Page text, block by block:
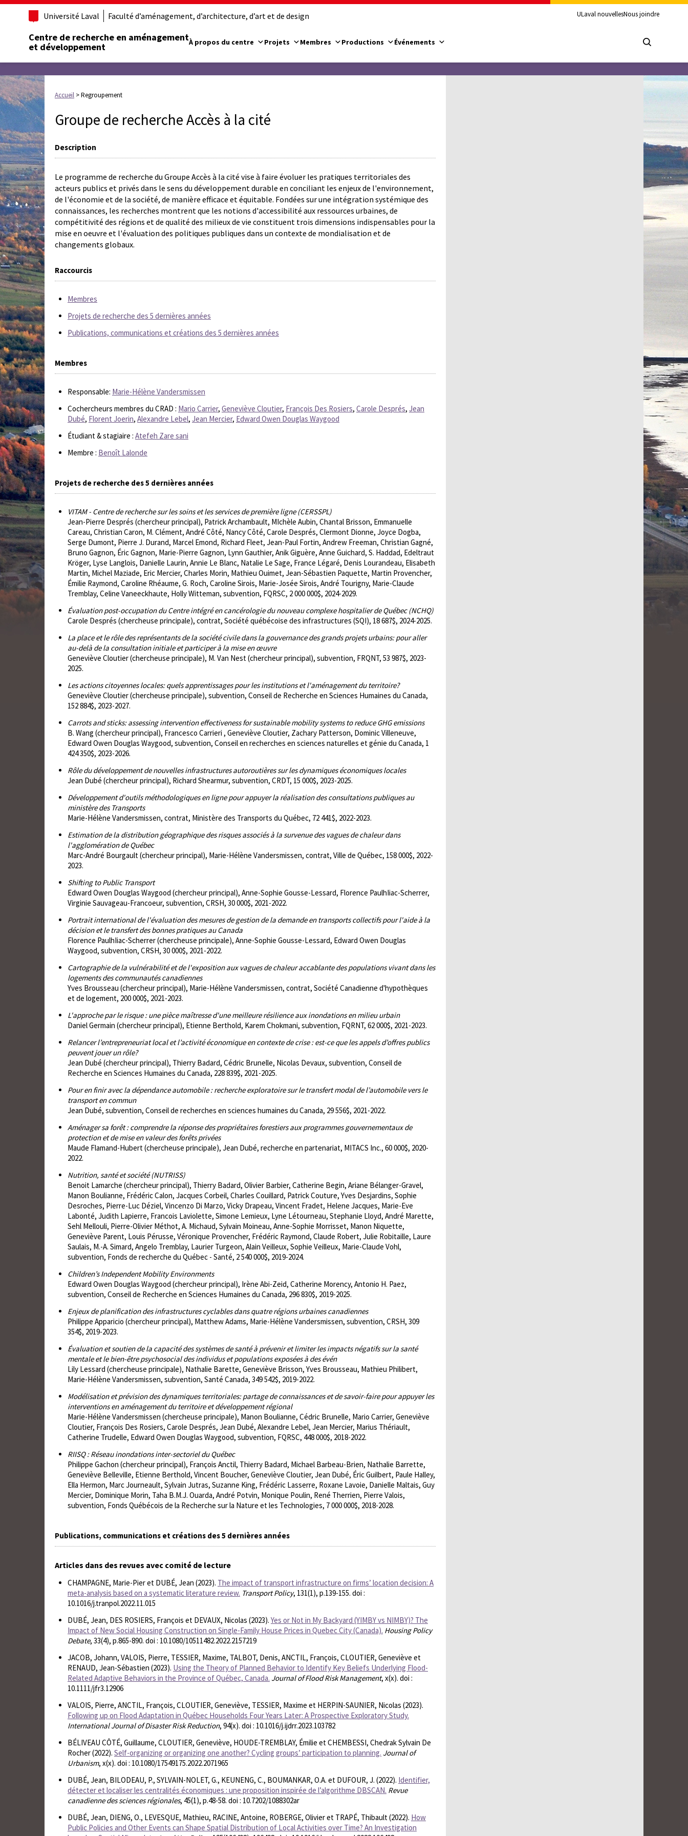
Université Laval Faculté d’aménagement, d’architecture, d’art et de design ULaval nouvellesNous joindre
Centre de recherche en aménagement
et développement
À propos du centre Projets Membres Productions Événements
Accueil >Regroupement
Groupe de recherche Accès à la cité
Description
Le programme de recherche du Groupe Accès à la cité vise à faire évoluer les pratiques territoriales des
acteurs publics et privés dans le sens du développement durable en conciliant les enjeux de l'environnement,
de l'économie et de la société, de manière efficace et équitable. Fondées sur une intégration systémique des
connaissances, les recherches montrent que les notions d'accessibilité aux ressources urbaines, de
compétitivité des régions et de qualité des milieux de vie constituent trois dimensions indispensables pour la
mise en oeuvre et l'évaluation des politiques publiques dans un contexte de mondialisation et de
changements globaux.
Raccourcis
Membres
Projets de recherche des 5 dernières années
Publications, communications et créations des 5 dernières années
Membres
Responsable: Marie-Hélène Vandersmissen
Cochercheurs membres du CRAD : Mario Carrier, Geneviève Cloutier, François Des Rosiers, Carole Després, Jean
Dubé, Florent Joerin, Alexandre Lebel, Jean Mercier, Edward Owen Douglas Waygood
Étudiant & stagiaire : Atefeh Zare sani
Membre : Benoît Lalonde
Projets de recherche des 5 dernières années
VITAM - Centre de recherche sur les soins et les services de première ligne (CERSSPL)
Jean-Pierre Després (chercheur principal), Patrick Archambault, MIchèle Aubin, Chantal Brisson, Emmanuelle
Careau, Christian Caron, M. Clément, André Côté, Nancy Côté, Carole Després, Clermont Dionne, Joyce Dogba,
Serge Dumont, Pierre J. Durand, Marcel Emond, Richard Fleet, Jean-Paul Fortin, Andrew Freeman, Christian Gagné,
Bruno Gagnon, Éric Gagnon, Marie-Pierre Gagnon, Lynn Gauthier, Anik Giguère, Anne Guichard, S. Haddad, Edeltraut
Kröger, Lyse Langlois, Danielle Laurin, Annie Le Blanc, Natalie Le Sage, France Légaré, Denis Lourandeau, Elisabeth
Martin, Michel Maziade, Eric Mercier, Charles Morin, Mathieu Ouimet, Jean-Sébastien Paquette, Martin Provencher,
Émilie Raymond, Caroline Rhéaume, G. Roch, Caroline Sirois, Marie-Josée Sirois, André Tourigny, Marie-Claude
Tremblay, Celine Vaneeckhaute, Holly Witteman, subvention, FQRSC, 2 000 000$, 2024-2029.
Évaluation post-occupation du Centre intégré en cancérologie du nouveau complexe hospitalier de Québec (NCHQ)
Carole Després (chercheuse principale), contrat, Société québécoise des infrastructures (SQI), 18 687$, 2024-2025.
La place et le rôle des représentants de la société civile dans la gouvernance des grands projets urbains: pour aller
au-delà de la consultation initiale et participer à la mise en œuvre
Geneviève Cloutier (chercheuse principale), M. Van Nest (chercheur principal), subvention, FRQNT, 53 987$, 2023-
2025.
Les actions citoyennes locales: quels apprentissages pour les institutions et l'aménagement du territoire?
Geneviève Cloutier (chercheuse principale), subvention, Conseil de Recherche en Sciences Humaines du Canada,
152 884$, 2023-2027.
Carrots and sticks: assessing intervention effectiveness for sustainable mobility systems to reduce GHG emissions
B. Wang (chercheur principal), Francesco Carrieri , Geneviève Cloutier, Zachary Patterson, Dominic Villeneuve,
Edward Owen Douglas Waygood, subvention, Conseil en recherches en sciences naturelles et génie du Canada, 1
424 350$, 2023-2026.
Rôle du développement de nouvelles infrastructures autoroutières sur les dynamiques économiques locales
Jean Dubé (chercheur principal), Richard Shearmur, subvention, CRDT, 15 000$, 2023-2025.
Développement d'outils méthodologiques en ligne pour appuyer la réalisation des consultations publiques au
ministère des Transports
Marie-Hélène Vandersmissen, contrat, Ministère des Transports du Québec, 72 441$, 2022-2023.
Estimation de la distribution géographique des risques associés à la survenue des vagues de chaleur dans
l'agglomération de Québec
Marc-André Bourgault (chercheur principal), Marie-Hélène Vandersmissen, contrat, Ville de Québec, 158 000$, 2022-
2023.
Shifting to Public Transport
Edward Owen Douglas Waygood (chercheur principal), Anne-Sophie Gousse-Lessard, Florence PaulhIiac-Scherrer,
Virginie Sauvageau-Francoeur, subvention, CRSH, 30 000$, 2021-2022.
Portrait international de l'évaluation des mesures de gestion de la demande en transports collectifs pour l'aide à la
décision et le transfert des bonnes pratiques au Canada
Florence PaulhIiac-Scherrer (chercheuse principale), Anne-Sophie Gousse-Lessard, Edward Owen Douglas
Waygood, subvention, CRSH, 30 000$, 2021-2022.
Cartographie de la vulnérabilité et de l'exposition aux vagues de chaleur accablante des populations vivant dans les
logements des communautés canadiennes
Yves Brousseau (chercheur principal), Marie-Hélène Vandersmissen, contrat, Société Canadienne d'hypothèques
et de logement, 200 000$, 2021-2023.
L'approche par le risque : une pièce maîtresse d'une meilleure résilience aux inondations en milieu urbain
Daniel Germain (chercheur principal), Etienne Berthold, Karem Chokmani, subvention, FQRNT, 62 000$, 2021-2023.
Relancer l’entrepreneuriat local et l’activité économique en contexte de crise : est-ce que les appels d’offres publics
peuvent jouer un rôle?
Jean Dubé (chercheur principal), Thierry Badard, Cédric Brunelle, Nicolas Devaux, subvention, Conseil de
Recherche en Sciences Humaines du Canada, 228 839$, 2021-2025.
Pour en finir avec la dépendance automobile : recherche exploratoire sur le transfert modal de l’automobile vers le
transport en commun
Jean Dubé, subvention, Conseil de recherches en sciences humaines du Canada, 29 556$, 2021-2022.
Aménager sa forêt : comprendre la réponse des propriétaires forestiers aux programmes gouvernementaux de
protection et de mise en valeur des forêts privées
Maude Flamand-Hubert (chercheuse principale), Jean Dubé, recherche en partenariat, MITACS Inc., 60 000$, 2020-
2022.
Nutrition, santé et société (NUTRISS)
Benoit Lamarche (chercheur principal), Thierry Badard, Olivier Barbier, Catherine Begin, Ariane Bélanger-Gravel,
Manon Boulianne, Frédéric Calon, Jacques Corbeil, Charles Couillard, Patrick Couture, Yves Desjardins, Sophie
Desroches, Pierre-Luc Déziel, Vincenzo Di Marzo, Vicky Drapeau, Vincent Fradet, Helene Jacques, Marie-Eve
Labonté, Judith Lapierre, Francois Laviolette, Simone Lemieux, Lyne Létourneau, Stephanie Lloyd, André Marette,
Sehl Mellouli, Pierre-Olivier Méthot, A. Michaud, Sylvain Moineau, Anne-Sophie Morrisset, Manon Niquette,
Geneviève Parent, Louis Pérusse, Véronique Provencher, Frédéric Raymond, Claude Robert, Julie Robitaille, Laure
Saulais, M.-A. Simard, Angelo Tremblay, Laurier Turgeon, Alain Veilleux, Sophie Veilleux, Marie-Claude Vohl,
subvention, Fonds de recherche du Québec - Santé, 2 540 000$, 2019-2024.
Children’s Independent Mobility Environments
Edward Owen Douglas Waygood (chercheur principal), Irène Abi-Zeid, Catherine Morency, Antonio H. Paez,
subvention, Conseil de Recherche en Sciences Humaines du Canada, 296 830$, 2019-2025.
Enjeux de planification des infrastructures cyclables dans quatre régions urbaines canadiennes
Philippe Apparicio (chercheur principal), Matthew Adams, Marie-Hélène Vandersmissen, subvention, CRSH, 309
354$, 2019-2023.
Évaluation et soutien de la capacité des systèmes de santé à prévenir et limiter les impacts négatifs sur la santé
mentale et le bien-être psychosocial des individus et populations exposées à des évén
Lily Lessard (chercheuse principale), Nathalie Barette, Geneviève Brisson, Yves Brousseau, Mathieu Philibert,
Marie-Hélène Vandersmissen, subvention, Santé Canada, 349 542$, 2019-2022.
Modélisation et prévision des dynamiques territoriales: partage de connaissances et de savoir-faire pour appuyer les
interventions en aménagement du territoire et développement régional
Marie-Hélène Vandersmissen (chercheuse principale), Manon Boulianne, Cédric Brunelle, Mario Carrier, Geneviève
Cloutier, François Des Rosiers, Carole Després, Jean Dubé, Alexandre Lebel, Jean Mercier, Marius Thériault,
Catherine Trudelle, Edward Owen Douglas Waygood, subvention, FQRSC, 448 000$, 2018-2022.
RIISQ : Réseau inondations inter-sectoriel du Québec
Philippe Gachon (chercheur principal), François Anctil, Thierry Badard, Michael Barbeau-Brien, Nathalie Barrette,
Geneviève Belleville, Etienne Berthold, Vincent Boucher, Geneviève Cloutier, Jean Dubé, Éric Guilbert, Paule Halley,
Ella Hermon, Marc Journeault, Sylvain Jutras, Suzanne King, Frédéric Lasserre, Roxane Lavoie, Danielle Maltais, Guy
Mercier, Dominique Morin, Taha B.M.J. Ouarda, André Potvin, Monique Poulin, René Therrien, Pierre Valois,
subvention, Fonds Québécois de la Recherche sur la Nature et les Technologies, 7 000 000$, 2018-2028.
Publications, communications et créations des 5 dernières années
Articles dans des revues avec comité de lecture
CHAMPAGNE, Marie-Pier et DUBÉ, Jean (2023). The impact of transport infrastructure on firms’ location decision: A
meta-analysis based on a systematic literature review. Transport Policy, 131(1), p.139-155. doi :
10.1016/j.tranpol.2022.11.015
DUBÉ, Jean, DES ROSIERS, François et DEVAUX, Nicolas (2023). Yes or Not in My Backyard (YIMBY vs NIMBY)? The
Impact of New Social Housing Construction on Single-Family House Prices in Quebec City (Canada). Housing Policy
Debate, 33(4), p.865-890. doi : 10.1080/10511482.2022.2157219
JACOB, Johann, VALOIS, Pierre, TESSIER, Maxime, TALBOT, Denis, ANCTIL, François, CLOUTIER, Geneviève et
RENAUD, Jean-Sébastien (2023). Using the Theory of Planned Behavior to Identify Key Beliefs Underlying Flood-
Related Adaptive Behaviors in the Province of Québec, Canada. Journal of Flood Risk Management, x(x). doi :
10.1111/jfr3.12906
VALOIS, Pierre, ANCTIL, François, CLOUTIER, Geneviève, TESSIER, Maxime et HERPIN-SAUNIER, Nicolas (2023).
Following up on Flood Adaptation in Québec Households Four Years Later: A Prospective Exploratory Study.
International Journal of Disaster Risk Reduction, 94(x). doi : 10.1016/j.ijdrr.2023.103782
BÉLIVEAU CÔTÉ, Guillaume, CLOUTIER, Geneviève, HOUDE-TREMBLAY, Émilie et CHEMBESSI, Chedrak Sylvain De
Rocher (2022). Self-organizing or organizing one another? Cycling groups’ participation to planning. Journal of
Urbanism, x(x). doi : 10.1080/17549175.2022.2071965
DUBÉ, Jean, BILODEAU, P., SYLVAIN-NOLET, G., KEUNENG, C., BOUMANKAR, O.A. et DUFOUR, J. (2022). Identifier,
détecter et localiser les centralités économiques : une proposition inspirée de l’algorithme DBSCAN. Revue
canadienne des sciences régionales, 45(1), p.48-58. doi : 10.7202/1088302ar
DUBÉ, Jean, DIENG, O., LEVESQUE, Mathieu, RACINE, Antoine, ROBERGE, Olivier et TRAPÉ, Thibault (2022). How
Public Policies and Other Events can Shape Spatial Distribution of Local Activities over Time? An Investigation